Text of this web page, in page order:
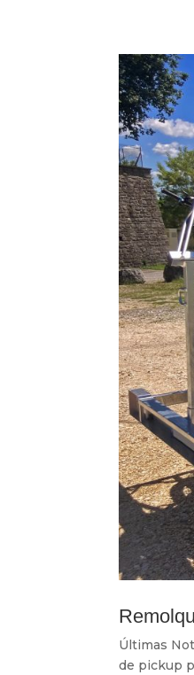
Últimas
de pickup